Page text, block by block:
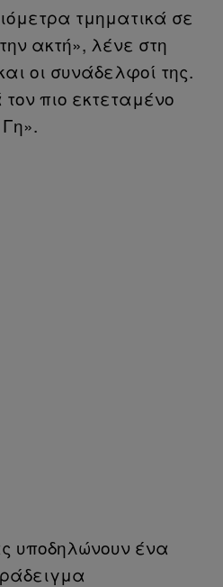
τμηματικά σε
ακτή», λένε στη
οι συνάδελφοί της.
πιο εκτεταμένο
υποδηλώνουν ένα